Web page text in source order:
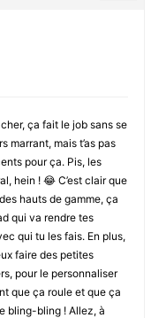
ça fait le job sans se
marrant, mais t’as pas
pour ça. Pis, les
hein ! 😂 C’est clair que
hauts de gamme, ça
qui va rendre tes
qui tu les fais. En plus,
faire des petites
pour le personnaliser
que ça roule et que ça
bling-bling ! Allez, à